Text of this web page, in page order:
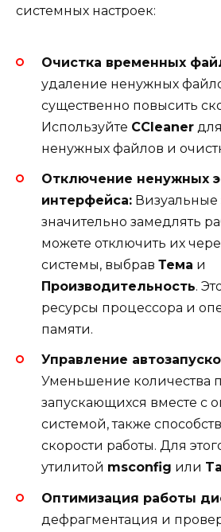
системных настроек:
Очистка временных
удаление ненужных
существенно повысить
Используйте CCleaner
ненужных файлов и
Отключение ненужных
интерфейса:
значительно замедлять
можете отключить их
системы, выбрав Тема и
Производительность.
ресурсы процессора и
памяти.
Управление
Уменьшение количества
запускающихся вместе с
системой, также
скорости работы. Для
утилитой msconfig или
Оптимизация работы
дефрагментация и